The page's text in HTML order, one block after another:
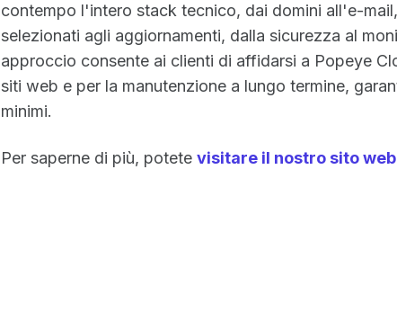
contempo l'intero stack tecnico, dai domini all'e-
selezionati agli aggiornamenti, dalla sicurezza al
approccio consente ai clienti di affidarsi a Popeye
siti web e per la manutenzione a lungo termine,
minimi.
Per saperne di più, potetevisitare il nostro sito web